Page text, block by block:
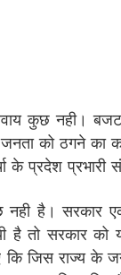
कुछ नही। बजट
को ठगने का
के प्रदेश प्रभारी
है। सरकार
है तो सरकार को
कि जिस राज्य के